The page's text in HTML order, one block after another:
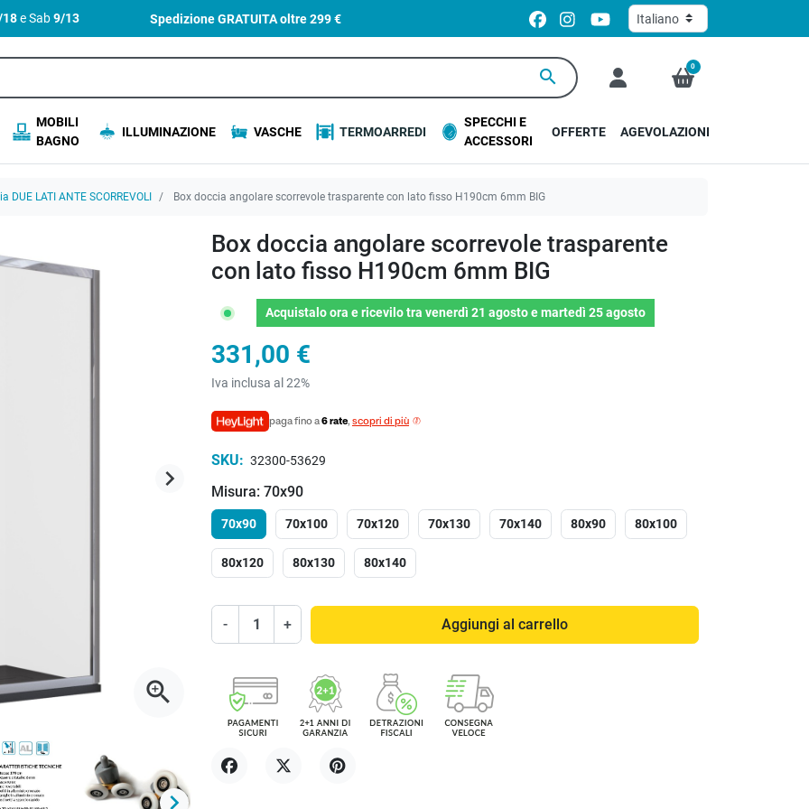
18e Sab9/13 Spedizione GRATUITA oltre299 €
search 0
MOBILI
BAGNO
ILLUMINAZIONE VASCHE TERMOARREDI
SPECCHI E
ACCESSORI
OFFERTE AGEVOLAZIONI
DUE LATI ANTE SCORREVOLI Box doccia angolare scorrevole trasparente con lato fisso H190cm 6mm BIG
Successivo
keyboard_arrow_right
zoom_in
keyboard_arrow_right
Box doccia angolare scorrevole trasparente
con lato fisso H190cm 6mm BIG
Acquistalo ora e ricevilotravenerdì 21 agostoemartedì 25 agosto
331,00 €
Iva inclusa al 22%
paga fino a6 rate, scopri di più
SKU: 32300-53629
Misura: 70x90
70x90 70x100 70x120 70x130 70x140 80x90 80x100
80x120 80x130 80x140
- + Aggiungi al carrello